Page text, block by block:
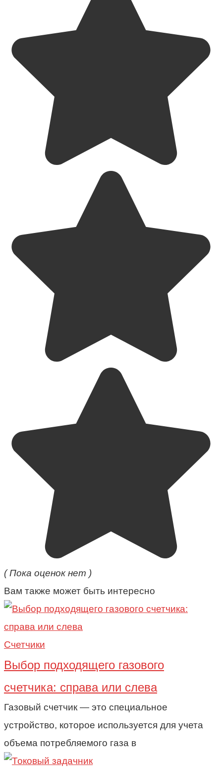
( Пока оценок нет )
Вам также может быть интересно
Счетчики
Выбор подходящего газового
счетчика: справа или слева
Газовый счетчик — это специальное
устройство, которое используется для учета
объема потребляемого газа в